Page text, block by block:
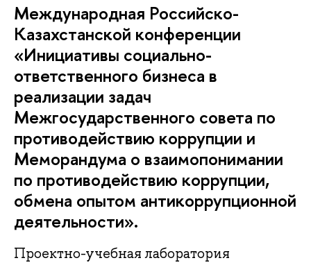
Международная Российско-
Казахстанской конференции
«Инициативы социально-
ответственного бизнеса в
реализации задач
Межгосударственного совета по
противодействию коррупции и
Меморандума о взаимопонимании
по противодействию коррупции,
обмена опытом антикоррупционной
деятельности».
Проектно-учебная лаборатория